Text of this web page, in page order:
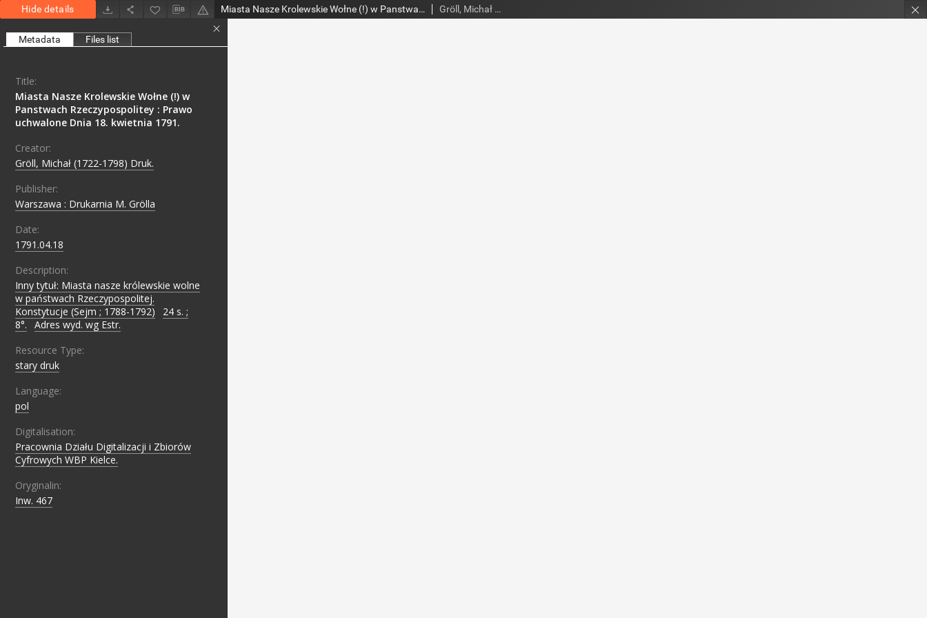
Hide details Miasta Nasze Krolewskie Wołne (!) w Panstwach Rzeczypospolitey : Prawo uchwalone Dnia 18. kwietnia 1791. Gröll, Michał (1722-1798) Druk.
Metadata Files list
Title:
Miasta Nasze Krolewskie Wołne (!) w
Panstwach Rzeczypospolitey : Prawo
uchwalone Dnia 18. kwietnia 1791.
Creator:
Gröll, Michał (1722-1798) Druk.
Publisher:
Warszawa : Drukarnia M. Grölla
Date:
1791.04.18
Description:
Inny tytuł: Miasta nasze królewskie wolne
w państwach Rzeczypospolitej.
Konstytucje (Sejm ; 1788-1792)
24 s. ;
8°.
Adres wyd. wg Estr.
Resource Type:
stary druk
Language:
pol
Digitalisation:
Pracownia Działu Digitalizacji i Zbiorów
Cyfrowych WBP Kielce.
Oryginalin:
Inw. 467